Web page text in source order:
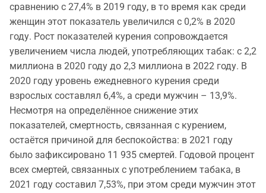
сравнению с 27,4% в 2019 году, в то время как среди
женщин этот показатель увеличился с 0,2% в 2020
году. Рост показателей курения сопровождается
увеличением числа людей, употребляющих табак: с 2,2
миллиона в 2020 году до 2,3 миллиона в 2022 году. В
2020 году уровень ежедневного курения среди
взрослых составлял 6,4%, а среди мужчин – 13,9%.
Несмотря на определённое снижение этих
показателей, смертность, связанная с курением,
остаётся причиной для беспокойства: в 2021 году
было зафиксировано 11 935 смертей. Годовой процент
всех смертей, связанных с употреблением табака, в
2021 году составил 7,53%, при этом среди мужчин этот